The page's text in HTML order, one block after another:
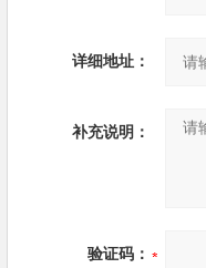
详细地址：
补充说明：
验证码：